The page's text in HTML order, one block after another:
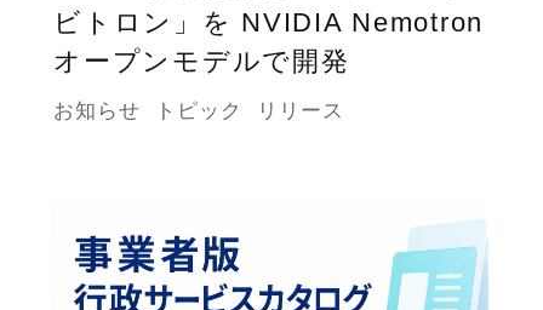
ビトロン」を NVIDIA Nemotron
オープンモデルで開発
お知らせ トピック リリース